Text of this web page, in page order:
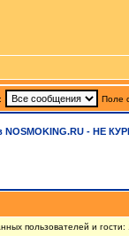
Поле
- НЕ
пользователей и гости: